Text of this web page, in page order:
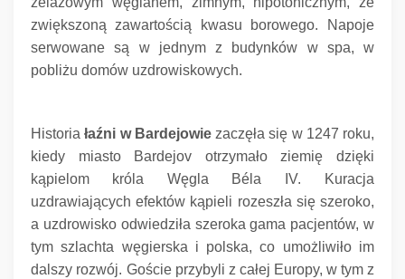
zwiększoną zawartością kwasu borowego.
Napoje
serwowane są w jednym z budynków w spa, w
pobliżu domów uzdrowiskowych.
Historiałaźni w Bardejowiezaczęła się w 1247 roku,
kiedy miasto Bardejov otrzymało ziemię dzięki
kąpielom króla Węgla Béla IV.
Kuracja
uzdrawiających efektów kąpieli rozeszła się szeroko,
a uzdrowisko odwiedziła szeroka gama pacjentów, w
tym szlachta węgierska i polska, co umożliwiło im
dalszy rozwój. Goście przybyli z całej Europy, w tym z